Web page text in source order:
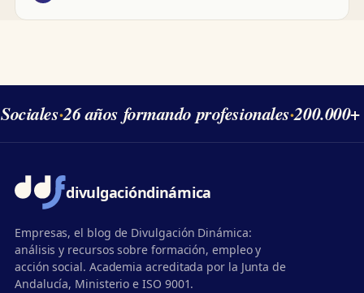
·26 años formando profesionales·200.000+
divulgacióndinámica
Empresas, el blog de Divulgación Dinámica:
análisis y recursos sobre formación, empleo y
acción social. Academia acreditada por la Junta de
Andalucía, Ministerio e ISO 9001.